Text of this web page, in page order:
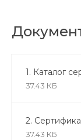
1. Каталог
37.43 КБ
2.
37.43 КБ